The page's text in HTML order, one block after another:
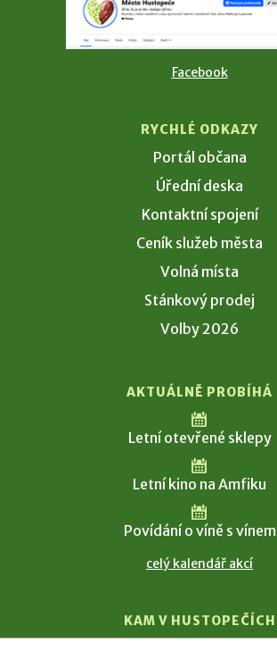
Facebook
RYCHLÉ ODKAZY
Portál občana
Úřední deska
Kontaktní spojení
Ceník služeb města
Volná místa
Stánkový prodej
Volby 2026
AKTUÁLNĚ PROBÍHÁ
Letní otevřené sklepy
Letní kino na Amfiku
Povídání o víně s vínem
celý kalendář akcí
KAM V HUSTOPEČÍCH